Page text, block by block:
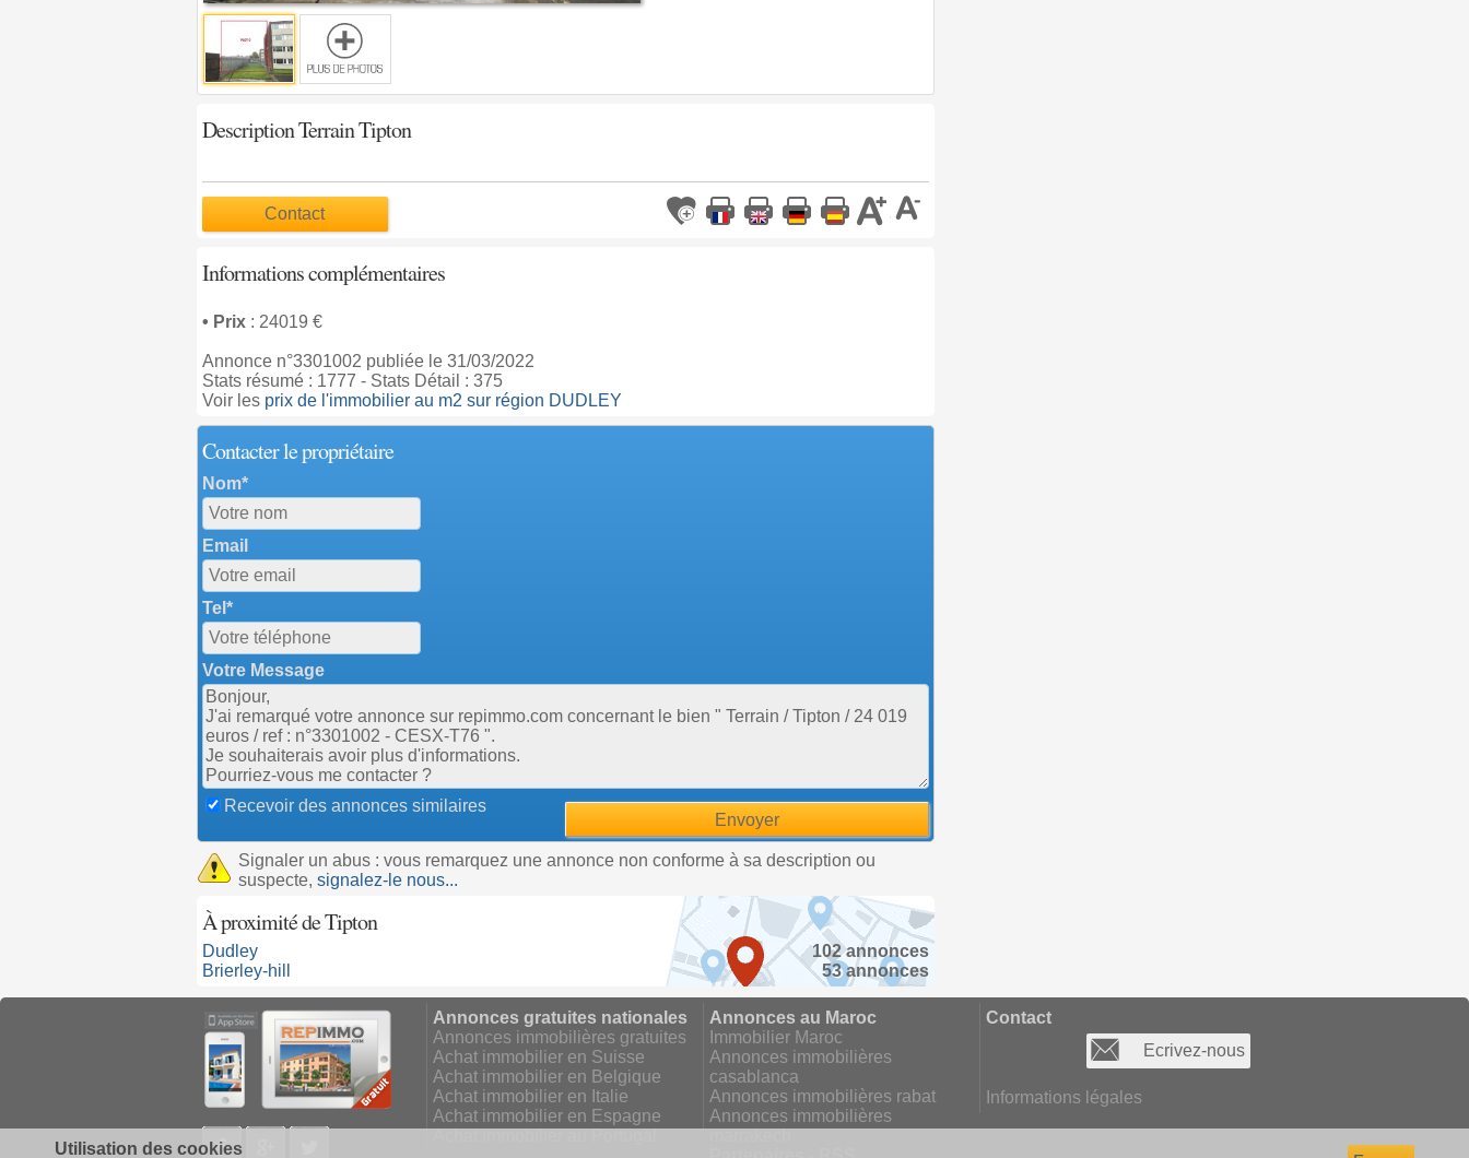
Description Terrain Tipton
Contact
Informations complémentaires
• Prix : 24019 €
Annonce n°3301002 publiée le 31/03/2022
Stats résumé : 1777 - Stats Détail : 375
Voir les prix de l'immobilier au m2 sur région DUDLEY
Contacter le propriétaire
Nom*
Email
Tel*
Votre Message
Recevoir des annonces similaires
Signaler un abus : vous remarquez une annonce non conforme à sa description ou
suspecte, signalez-le nous...
À proximité de Tipton
Dudley
102 annonces
Brierley-hill
53 annonces
Facebook Google+ Twitter
Annonces gratuites nationales
Annonces immobilières gratuites
Achat immobilier en Suisse
Achat immobilier en Belgique
Achat immobilier en Italie
Achat immobilier en Espagne
Annonces au Maroc
Immobilier Maroc
Annonces immobilières
casablanca
Annonces immobilières rabat
Annonces immobilières
Contact
Ecrivez-nous
Informations légales
Utilisation des cookies